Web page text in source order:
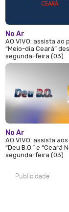
No Ar
AO VIVO: assista ao
“Meio-dia Ceará”
segunda-feira (03)
No Ar
AO VIVO: assista
“Deu B.O.” e “Ceará
segunda-feira (03)
Publicidade